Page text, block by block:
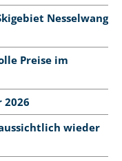
Nesselwang
Preise im
2026
wieder